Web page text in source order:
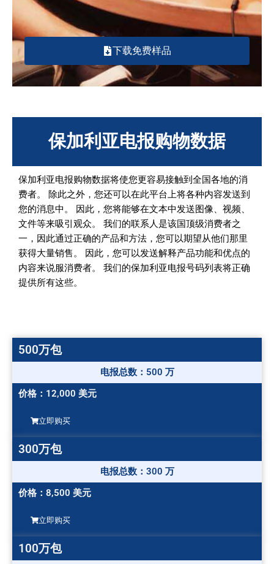
下载免费样品
保加利亚电报购物数据
保加利亚电报购物数据将使您更容易接触到全国各地的消
费者。 除此之外，您还可以在此平台上将各种内容发送到
您的消息中。 因此，您将能够在文本中发送图像、视频、
文件等来吸引观众。 我们的联系人是该国顶级消费者之
一，因此通过正确的产品和方法，您可以期望从他们那里
获得大量销售。 因此，您可以发送解释产品功能和优点的
内容来说服消费者。 我们的保加利亚电报号码列表将正确
提供所有这些。
500万包
电报总数：500 万
价格：12,000 美元
立即购买
300万包
电报总数：300 万
价格：8,500 美元
立即购买
100万包